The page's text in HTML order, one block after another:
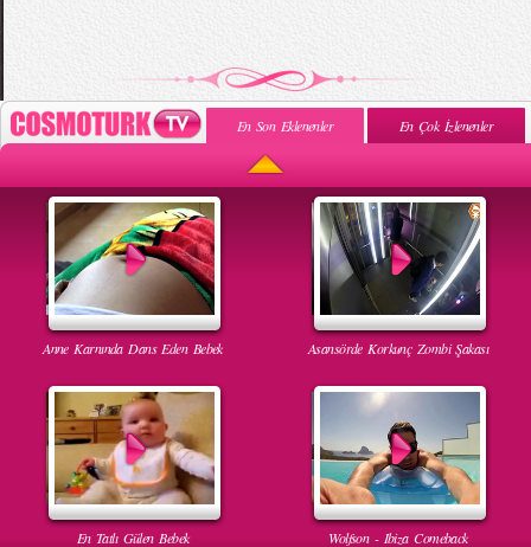
En Son Eklenenler En Çok İzlenenler
Anne Karnında Dans Eden Bebek Asansörde Korkunç Zombi Şakası
En Tatlı Gülen Bebek Wolfson - Ibiza Comeback